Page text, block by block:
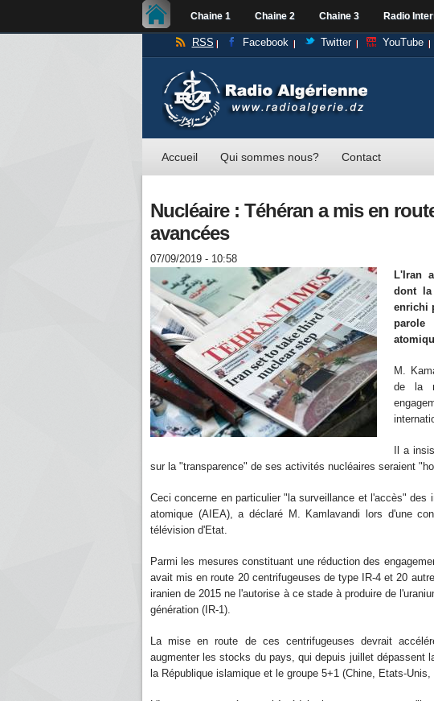
Chaine 1 Chaine 2 Chaine 3 Radio
RSS Facebook Twitter YouTube
Accueil Qui sommes nous? Contact
Nucléaire : Téhéran a mis en
avancées
07/09/2019 - 10:58
L'Iran
dont la
enrichi
parole
M.
de la
Il a
sur la "transparence" de ses activités nucléaires seraient
Ceci concerne en particulier "la surveillance et l'accès" des
atomique (AIEA), a déclaré M. Kamlavandi lors d'une
télévision d'Etat.
Parmi les mesures constituant une réduction des
avait mis en route 20 centrifugeuses de type IR-4 et 20
iranien de 2015 ne l'autorise à ce stade à produire de
génération (IR-1).
La mise en route de ces centrifugeuses devrait
augmenter les stocks du pays, qui depuis juillet dépassent
la République islamique et le groupe 5+1 (Chine, Etats-